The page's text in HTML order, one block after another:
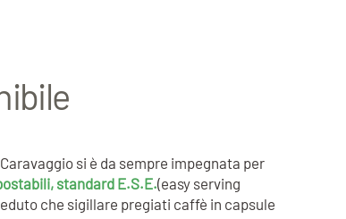
si è da sempre impegnata per
standard E.S.E.(easy serving
che sigillare pregiati caffè in capsule